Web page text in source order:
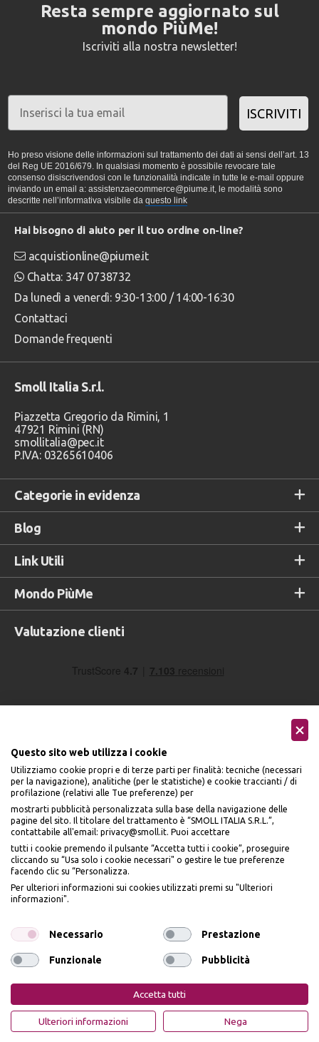
Resta sempre aggiornato sul
mondo PiùMe!
Iscriviti alla nostra newsletter!
ISCRIVITI
Ho preso visione delle informazioni sul trattamento dei dati ai sensi dell’art. 13
del Reg UE 2016/679. In qualsiasi momento è possibile revocare tale
consenso disiscrivendosi con le funzionalità indicate in tutte le e-mail oppure
inviando un email a: assistenzaecommerce@piume.it, le modalità sono
descritte nell’informativa visibile da questo link
Categorie in evidenza
Blog
Link Utili
Mondo PiùMe
Hai bisogno di aiuto per il tuo ordine on-line?
acquistionline@piume.it
Chatta: 347 0738732
Da lunedì a venerdì: 9:30-13:00 / 14:00-16:30
Contattaci
Domande frequenti
Smoll Italia S.r.l.
Piazzetta Gregorio da Rimini, 1
47921 Rimini (RN)
smollitalia@pec.it
P.IVA: 03265610406
Valutazione clienti
Accettiamo
Seguici sui social
PiùMe è un marchio di PiùMe s.r.l. con sede legale in via
Aurelio Lampredi, n. 81 - 57121 Livorno (LI) - P.IVA
01952440491 - piumesrl@legalmail.it
Privacy Policy Cookie Policy
Questo sito web utilizza i cookie
Utilizziamo cookie propri e di terze parti per finalità: tecniche (necessari
per la navigazione), analitiche (per le statistiche) e cookie traccianti / di
profilazione (relativi alle Tue preferenze) per
mostrarti pubblicità personalizzata sulla base della navigazione delle
pagine del sito. Il titolare del trattamento è “SMOLL ITALIA S.R.L.”,
contattabile all'email: privacy@smoll.it. Puoi accettare
tutti i cookie premendo il pulsante “Accetta tutti i cookie”, proseguire
cliccando su “Usa solo i cookie necessari" o gestire le tue preferenze
facendo clic su “Personalizza.
Per ulteriori informazioni sui cookies utilizzati premi su "Ulteriori
informazioni".
Necessario Prestazione
Funzionale Pubblicità
Accetta tutti
Ulteriori informazioni Nega
BENVENUTO DA
PIÙME
IL10% DI SCONTO
dell’art. 13 del Reg UE 2016/679 e presto il mio consenso a ricevere email
promozionali. In qualsiasi momento è possibile revocare il consenso
OTTIENI IL 10% DI SCONTO